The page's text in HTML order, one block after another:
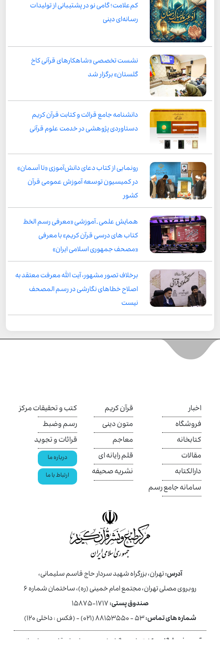
کم‌علامت؛ گامی نو در پشتیبانی از تولیدات
رسانه‌ای دینی
نشست تخصصی «شاهکارهای قرآنی کاخ
گلستان» برگزار شد
دانشنامه جامع قرائت و کتابت قرآن کریم
دستاوردی پژوهشی در خدمت علوم قرآنی
رونمایی از کتاب دعای دانش‌آموزی «تا آسمان»
در کمیسیون توسعه آموزش عمومی قرآن
کشور
همایش علمی ـ آموزشی «معرفی رسم الخط
کتاب های درسی قرآن کریم» با معرفی
«مصحف جمهوری اسلامی ایران»
برخلاف تصور مشهور، آیت الله معرفت معتقد به
اصلاح خطاهای نگارشی در رسم المصحف
نیست
اخبار
فروشگاه
کتابخانه
مقالات
دارالکتابه
سامانه جامع رسم
قرآن کریم
متون دینی
معاجم
قلم رایانه ای
نشریه صحیفه
کتب و تحقیقات مرکز
رسم وضبط
قرائات و تجوید
درباره ما
ارتباط با ما
آدرس:تهران، بزرگراه شهید سردار حاج قاسم سلیمانی،
روبروی مصلی تهران، مجتمع امام خمینی (ره)، ساختمان شماره ۶
صندوق پستی:۱۷۱۷-۱۵۸۷۵
شماره های تماس:۵۳ - ۸۸۱۵۳۵۵۰ (۰۲۱) - (فکس : داخلی ۱۲۰)
آدرس فروشگاه مرکز:تهران، بزرگراه شهید سردار حاج قاسم سلیمانی،